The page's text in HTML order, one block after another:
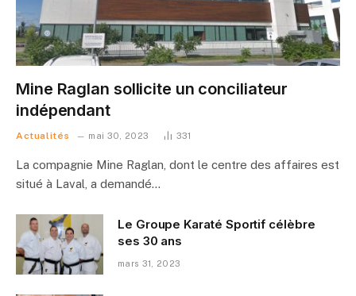
Mine Raglan sollicite un conciliateur
indépendant
Actualités mai 30, 2023 331
La compagnie Mine Raglan, dont le centre des affaires est
situé à Laval, a demandé…
Le Groupe Karaté Sportif célèbre
ses 30 ans
mars 31, 2023